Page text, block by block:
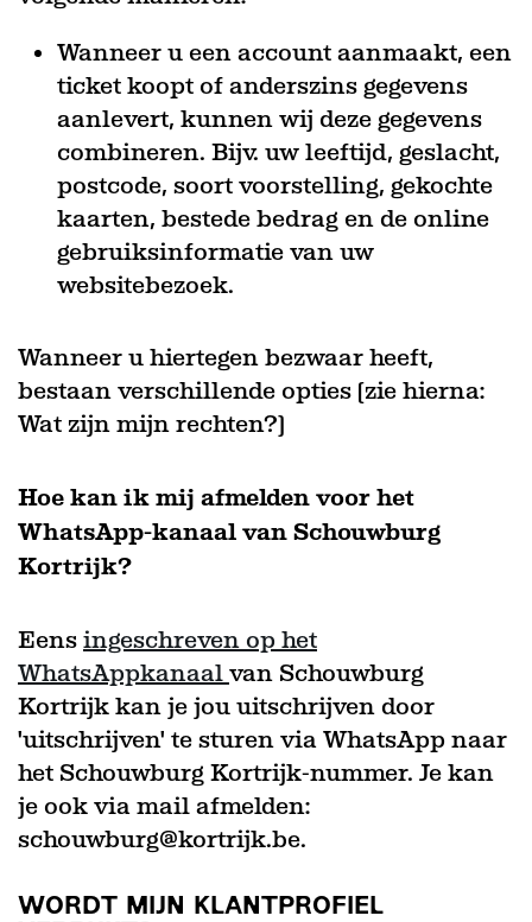
Wanneer u een account aanmaakt, een
ticket koopt of anderszins gegevens
aanlevert, kunnen wij deze gegevens
combineren. Bijv. uw leeftijd, geslacht,
postcode, soort voorstelling, gekochte
kaarten, bestede bedrag en de online
gebruiksinformatie van uw
websitebezoek.
Wanneer u hiertegen bezwaar heeft,
bestaan verschillende opties (zie hierna:
Wat zijn mijn rechten?)
Hoe kan ik mij afmelden voor het
WhatsApp-kanaal van Schouwburg
Kortrijk?
Eens ingeschreven op het
WhatsAppkanaal van Schouwburg
Kortrijk kan je jou uitschrijven door
'uitschrijven' te sturen via WhatsApp naar
het Schouwburg Kortrijk-nummer. Je kan
je ook via mail afmelden:
schouwburg@kortrijk.be.
WORDT MIJN KLANTPROFIEL